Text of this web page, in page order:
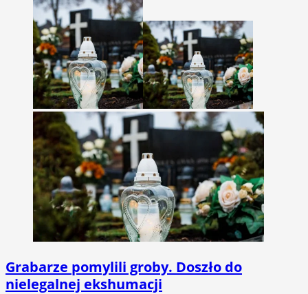
Grabarze pomylili groby. Doszło do
nielegalnej ekshumacji